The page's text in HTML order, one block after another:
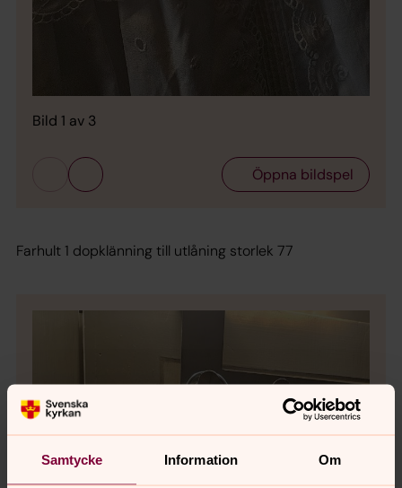
Samtycke Information Om
Bild 1 av 3
Öppna bildspel
Farhult 1 dopklänning till utlåning storlek 77